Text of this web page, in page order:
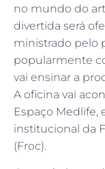
no mundo do
divertida será
ministrado pelo
popularmente
vai ensinar a
A oficina vai
Espaço Medlife,
institucional da
(Froc).